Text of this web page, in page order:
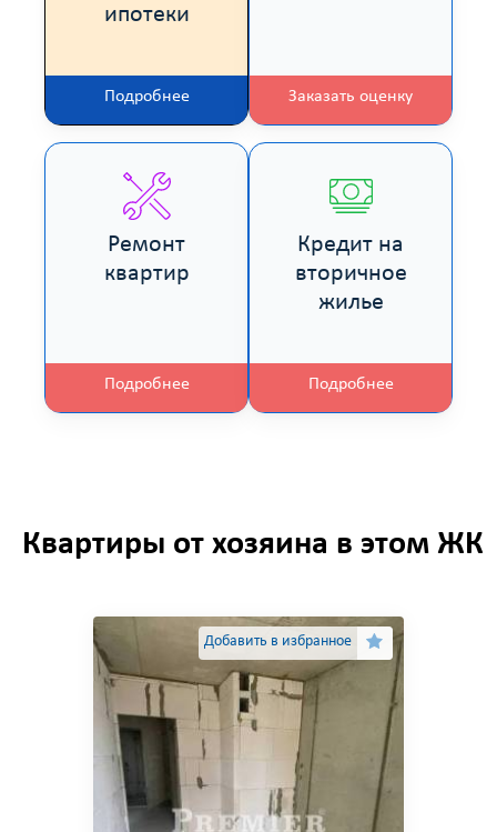
ипотеки
Подробнее Заказать оценку
Ремонт
квартир
Подробнее
Кредит на
вторичное
жилье
Подробнее
Квартиры от хозяина в этом ЖК
Добавить в избранное